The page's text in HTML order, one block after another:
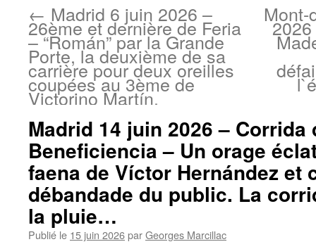
← Madrid 6 juin 2026 –
26ème et dernière de Feria
– “Román” par la Grande
Porte, la deuxième de sa
carrière pour deux oreilles
coupées au 3ème de
Victorino Martín.
Mont-
Madrid 14 juin 2026 – Corrida
Beneficiencia – Un orage
faena de Víctor Hernández et
débandade du public. La
la pluie…
Publié le 15 juin 2026parGeorges Marcillac